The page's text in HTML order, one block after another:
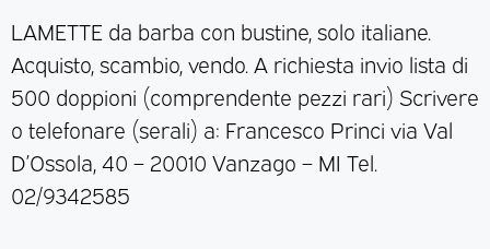
LAMETTE da barba con bustine, solo italiane.
Acquisto, scambio, vendo. A richiesta invio lista di
500 doppioni (comprendente pezzi rari) Scrivere
o telefonare (serali) a: Francesco Princi via Val
D’Ossola, 40 – 20010 Vanzago – MI Tel.
02/9342585